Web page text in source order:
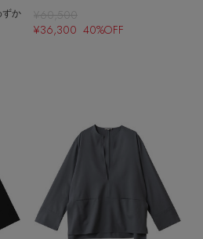
the Loop
公式アプリ
ずか
¥60,500
¥36,300 40%OFF